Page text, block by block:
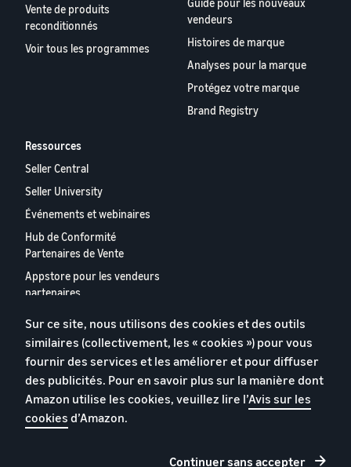
Vente de produits
reconditionnés
Voir tous les programmes
Guide pour les nouveaux
vendeurs
Histoires de marque
Analyses pour la marque
Protégez votre marque
Brand Registry
Ressources
Seller Central
Seller University
Événements et webinaires
Hub de Conformité
Partenaires de Vente
Appstore pour les vendeurs
partenaires
vendeurs partenaires
européens
Politique de confidentialité
Sur ce site, nous utilisons des cookies et des outils
similaires (collectivement, les « cookies ») pour vous
fournir des services et les améliorer et pour diffuser
des publicités. Pour en savoir plus sur la manière dont
Amazon utilise les cookies, veuillez lire l’Avis sur les
cookies d’Amazon.
Continuer sans accepter